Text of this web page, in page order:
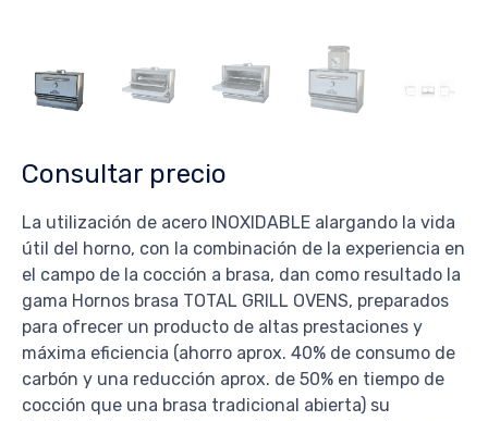
Consultar precio
La utilización de acero INOXIDABLE alargando la vida
útil del horno, con la combinación de la experiencia en
el campo de la cocción a brasa, dan como resultado la
gama Hornos brasa TOTAL GRILL OVENS, preparados
para ofrecer un producto de altas prestaciones y
máxima eficiencia (ahorro aprox. 40% de consumo de
carbón y una reducción aprox. de 50% en tiempo de
cocción que una brasa tradicional abierta) su